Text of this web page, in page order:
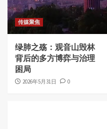
传媒聚焦
绿肺之殇：观音山毁林
背后的多方博弈与治理
困局
2026年5月31日 0